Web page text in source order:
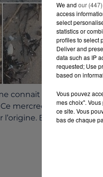
connait pas l'origine
mercredi, des vols de
En attendant, il
We and our
access
select
statistics or
profiles to select
Deliver and
data such as IP
requested; Use
based on
Vous pouvez
mes choix".
ce site. Vous
bas de chaque